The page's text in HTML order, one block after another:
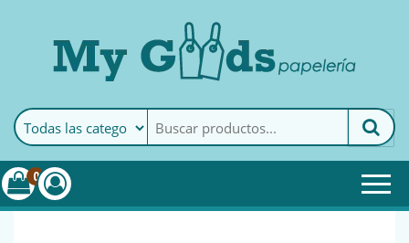
MyGoods · PapeleríaMy Goods es tu papelería
online de confianza. Podrás
encontrar todo lo necesario
0